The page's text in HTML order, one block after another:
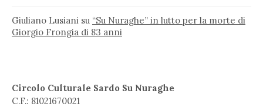
Giuliano Lusiani su “Su Nuraghe” in lutto per la morte di
Giorgio Frongia di 83 anni
Circolo Culturale Sardo Su Nuraghe
C.F.: 81021670021